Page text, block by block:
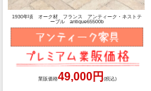
1930年頃 オーク材 フランス アンティーク・ネストテ
ーブル antique65500b
業販価格49,000円 (税込)